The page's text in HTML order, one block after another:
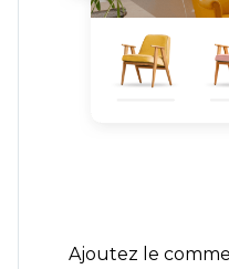
Ajoutez le